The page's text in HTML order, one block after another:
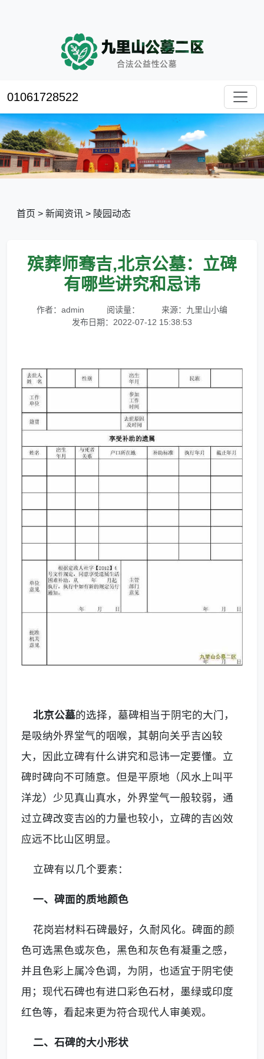
01061728522
首页 > 新闻资讯 > 陵园动态
殡葬师骞吉,北京公墓：立碑
有哪些讲究和忌讳
作者：admin 阅读量：
来源：九里山小编
发布日期：2022-07-12 15:38:53
北京公墓的选择，墓碑相当于阴宅的大门，
是吸纳外界堂气的咽喉，其朝向关乎吉凶较
大，因此立碑有什么讲究和忌讳一定要懂。立
碑时碑向不可随意。但是平原地（风水上叫平
洋龙）少见真山真水，外界堂气一般较弱，通
过立碑改变吉凶的力量也较小，立碑的吉凶效
应远不比山区明显。
立碑有以几个要素：
一、碑面的质地颜色
花岗岩材料石碑最好，久耐风化。碑面的颜
色可选黑色或灰色，黑色和灰色有凝重之感，
并且色彩上属冷色调，为阴，也适宜于阴宅使
用；现代石碑也有进口彩色石材，墨绿或印度
红色等，看起来更为符合现代人审美观。
二、石碑的大小形状